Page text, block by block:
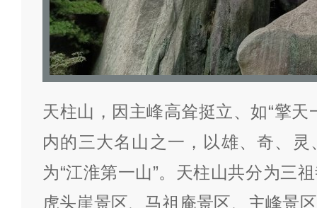
天柱山，因主峰高耸挺立、如“擎天
内的三大名山之一，以雄、奇、
为“江淮第一山”。天柱山共分为三
虎头崖景区、马祖庵景区、主峰景